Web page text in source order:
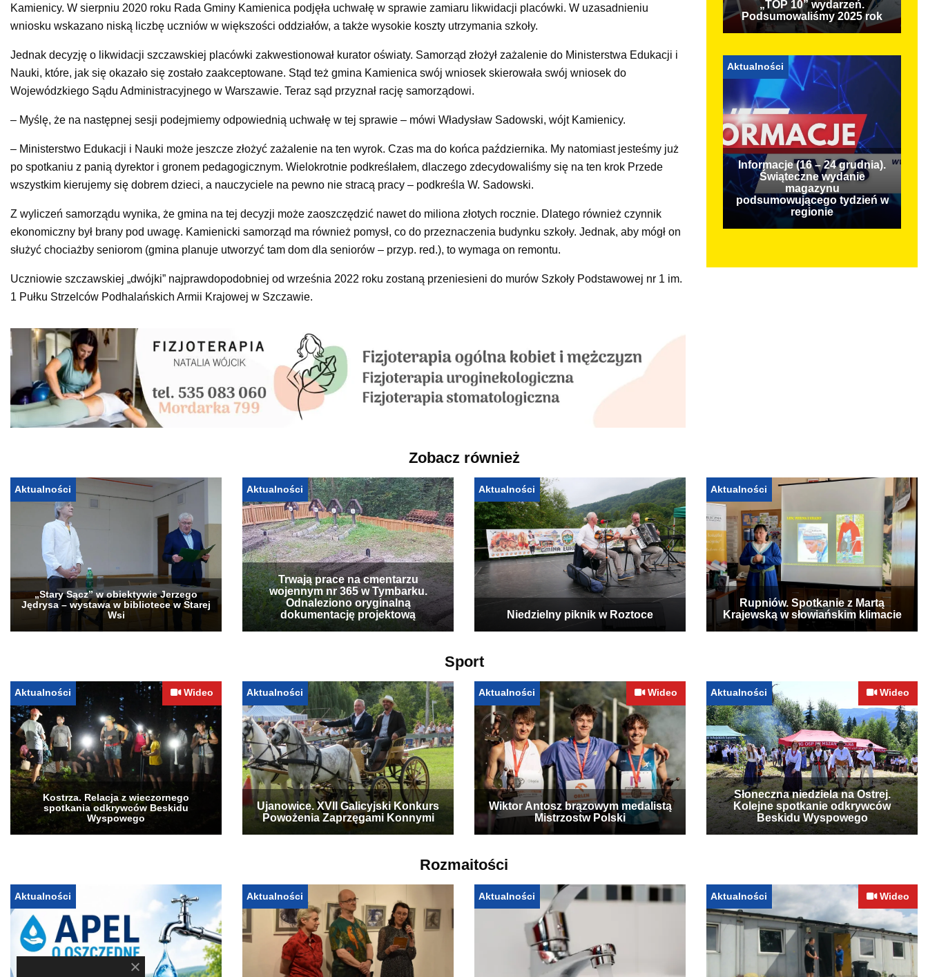
Kamienicy. W sierpniu 2020 roku Rada Gminy Kamienica podjęła uchwałę w sprawie zamiaru likwidacji placówki. W uzasadnieniu
wniosku wskazano niską liczbę uczniów w większości oddziałów, a także wysokie koszty utrzymania szkoły.
Jednak decyzję o likwidacji szczawskiej placówki zakwestionował kurator oświaty. Samorząd złożył zażalenie do Ministerstwa Edukacji i
Nauki, które, jak się okazało się zostało zaakceptowane. Stąd też gmina Kamienica swój wniosek skierowała swój wniosek do
Wojewódzkiego Sądu Administracyjnego w Warszawie. Teraz sąd przyznał rację samorządowi.
– Myślę, że na następnej sesji podejmiemy odpowiednią uchwałę w tej sprawie – mówi Władysław Sadowski, wójt Kamienicy.
– Ministerstwo Edukacji i Nauki może jeszcze złożyć zażalenie na ten wyrok. Czas ma do końca października. My natomiast jesteśmy już
po spotkaniu z panią dyrektor i gronem pedagogicznym. Wielokrotnie podkreślałem, dlaczego zdecydowaliśmy się na ten krok Przede
wszystkim kierujemy się dobrem dzieci, a nauczyciele na pewno nie stracą pracy – podkreśla W. Sadowski.
Z wyliczeń samorządu wynika, że gmina na tej decyzji może zaoszczędzić nawet do miliona złotych rocznie. Dlatego również czynnik
ekonomiczny był brany pod uwagę. Kamienicki samorząd ma również pomysł, co do przeznaczenia budynku szkoły. Jednak, aby mógł on
służyć chociażby seniorom (gmina planuje utworzyć tam dom dla seniorów – przyp. red.), to wymaga on remontu.
Uczniowie szczawskiej „dwójki” najprawdopodobniej od września 2022 roku zostaną przeniesieni do murów Szkoły Podstawowej nr 1 im.
1 Pułku Strzelców Podhalańskich Armii Krajowej w Szczawie.
„TOP 10” wydarzeń.
Podsumowaliśmy 2025 rok
Aktualności
Informacje (16 – 24 grudnia).
Świąteczne wydanie
magazynu
podsumowującego tydzień w
regionie
Zobacz również
Aktualności
„Stary Sącz” w obiektywie Jerzego
Jędrysa – wystawa w bibliotece w Starej
Wsi
Aktualności
Trwają prace na cmentarzu
wojennym nr 365 w Tymbarku.
Odnaleziono oryginalną
dokumentację projektową
Aktualności
Niedzielny piknik w Roztoce
Aktualności
Rupniów. Spotkanie z Martą
Krajewską w słowiańskim klimacie
Sport
Aktualności Wideo
Kostrza. Relacja z wieczornego
spotkania odkrywców Beskidu
Wyspowego
Aktualności
Ujanowice. XVII Galicyjski Konkurs
Powożenia Zaprzęgami Konnymi
Aktualności Wideo
Wiktor Antosz brązowym medalistą
Mistrzostw Polski
Aktualności Wideo
Słoneczna niedziela na Ostrej.
Kolejne spotkanie odkrywców
Beskidu Wyspowego
Rozmaitości
Aktualności Aktualności Aktualności Aktualności Wideo